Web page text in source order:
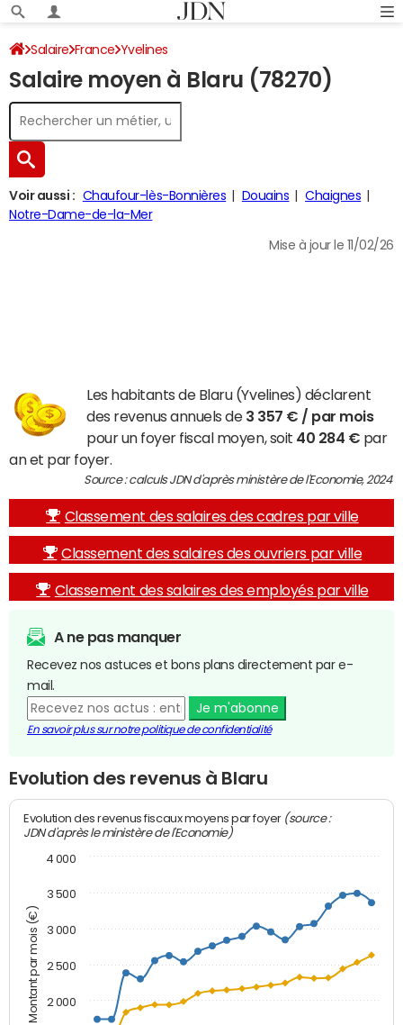
Salaire France Yvelines
Salaire moyen à Blaru (78270)
Voir aussi : Chaufour-lès-Bonnières Douains
Chaignes
Notre-Dame-de-la-Mer
Mise à jour le 11/02/26
Les habitants de Blaru (Yvelines) déclarent
des revenus annuels de 3 357 € / par mois
pour un foyer fiscal moyen, soit 40 284 € par
an et par foyer.
Source : calculs JDN d'après ministère de l'Economie, 2024
Classement des salaires des cadres par ville
Classement des salaires des ouvriers par ville
Classement des salaires des employés par ville
A ne pas manquer
Recevez nos astuces et bons plans directement par e-
mail.
Je m'abonne
En savoir plus sur notre politique de confidentialité
Evolution des revenus à Blaru
Montant par mois (€)
Evolution des revenus fiscaux moyens par foyer (source :
JDN d'après le ministère de l'Economie)
2 000
2 500
3 000
3 500
4 000